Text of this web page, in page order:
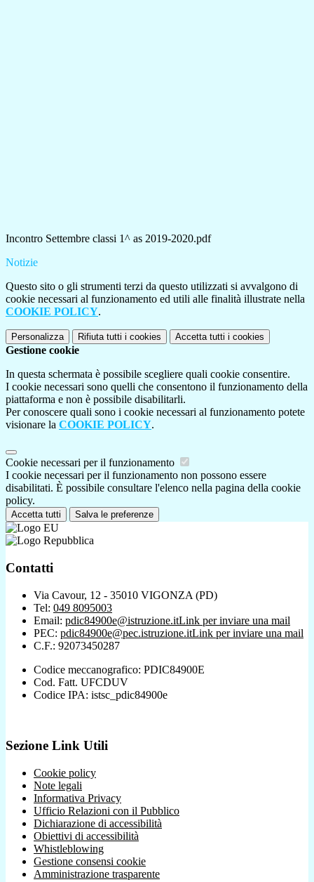
Incontro Settembre classi 1^ as 2019-2020.pdf
Notizie
Questo sito o gli strumenti terzi da questo utilizzati si avvalgono di
cookie necessari al funzionamento ed utili alle finalità illustrate nella
COOKIE POLICY.
Personalizza Rifiuta tutti i cookies Accetta tutti i cookies
Gestione cookie
In questa schermata è possibile scegliere quali cookie consentire.
I cookie necessari sono quelli che consentono il funzionamento della
piattaforma e non è possibile disabilitarli.
Per conoscere quali sono i cookie necessari al funzionamento potete
visionare la COOKIE POLICY.
Cookie necessari per il funzionamento
I cookie necessari per il funzionamento non possono essere
disabilitati. È possibile consultare l'elenco nella pagina della cookie
policy.
Accetta tutti Salva le preferenze
Contatti
Via Cavour, 12 - 35010 VIGONZA (PD)
Tel: 049 8095003
Email: pdic84900e@istruzione.itLink per inviare una mail
PEC: pdic84900e@pec.istruzione.itLink per inviare una mail
C.F.: 92073450287
Codice meccanografico: PDIC84900E
Cod. Fatt. UFCDUV
Codice IPA: istsc_pdic84900e
Sezione Link Utili
Cookie policy
Note legali
Informativa Privacy
Ufficio Relazioni con il Pubblico
Dichiarazione di accessibilità
Obiettivi di accessibilità
Whistleblowing
Gestione consensi cookie
Amministrazione trasparente